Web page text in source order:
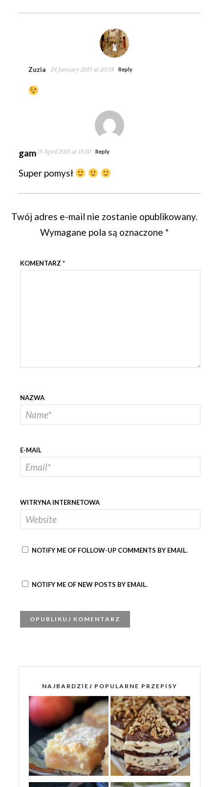
Zuzia 24 January 2015 at 20:38 Reply
gam13 April 2015 at 15:10 Reply
Super pomysł
Twój adres e-mail nie zostanie opublikowany.
Wymagane pola są oznaczone *
KOMENTARZ *
NAZWA
E-MAIL
WITRYNA INTERNETOWA
NOTIFY ME OF FOLLOW-UP COMMENTS BY EMAIL.
NOTIFY ME OF NEW POSTS BY EMAIL.
NAJBARDZIEJ POPULARNE PRZEPISY